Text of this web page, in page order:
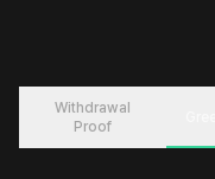
Withdrawal
Proof